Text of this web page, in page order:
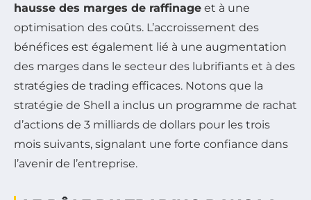
hausse des marges de raffinage et à une
optimisation des coûts. L’accroissement des
bénéfices est également lié à une augmentation
des marges dans le secteur des lubrifiants et à des
stratégies de trading efficaces. Notons que la
stratégie de Shell a inclus un programme de rachat
d’actions de 3 milliards de dollars pour les trois
mois suivants, signalant une forte confiance dans
l’avenir de l’entreprise.